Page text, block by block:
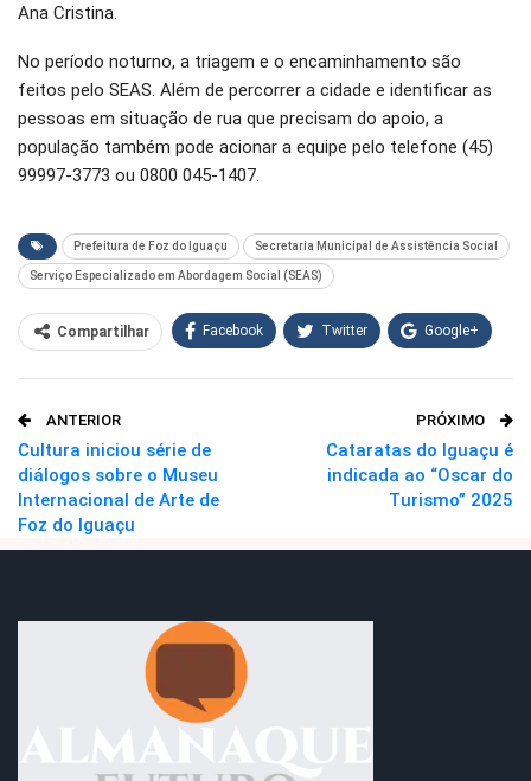
Ana Cristina.
No período noturno, a triagem e o encaminhamento são
feitos pelo SEAS. Além de percorrer a cidade e identificar as
pessoas em situação de rua que precisam do apoio, a
população também pode acionar a equipe pelo telefone (45)
99997-3773 ou ‎0800 045-1407.
Prefeitura de Foz do Iguaçu Secretaria Municipal de Assistência Social
Serviço Especializado em Abordagem Social (SEAS)
Compartilhar Facebook Twitter Google+
O email
ANTERIOR
Cultura iniciou série de
diálogos sobre o Museu
Internacional de Arte de
Foz do Iguaçu
PRÓXIMO
Cataratas do Iguaçu é
indicada ao “Oscar do
Turismo” 2025